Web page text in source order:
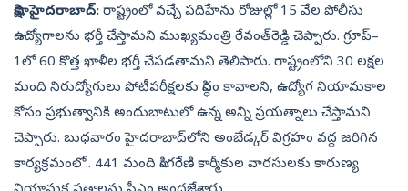
సాక్షి, హైదరాబాద్‌: రాష్ట్రంలో వచ్చే పదిహేను రోజుల్లో 15 వేల పోలీసు
ఉద్యోగాలను భర్తీ చేస్తామని ముఖ్యమంత్రి రేవంత్‌రెడ్డి చెప్పారు. గ్రూప్‌–
1లో 60 కొత్త ఖాళీల భర్తీ చేపడతామని తెలిపారు. రాష్ట్రంలోని 30 లక్షల
మంది నిరుద్యోగులు పోటీపరీక్షలకు సిద్ధం కావాలని, ఉద్యోగ నియామకాల
కోసం ప్రభుత్వానికి అందుబాటులో ఉన్న అన్ని ప్రయత్నాలు చేస్తామని
చెప్పారు. బుధవారం హైదరాబాద్‌లోని అంబేడ్కర్‌ విగ్రహం వద్ద జరిగిన
కార్యక్రమంలో.. 441 మంది సింగరేణి కార్మీకుల వారసులకు కారుణ్య